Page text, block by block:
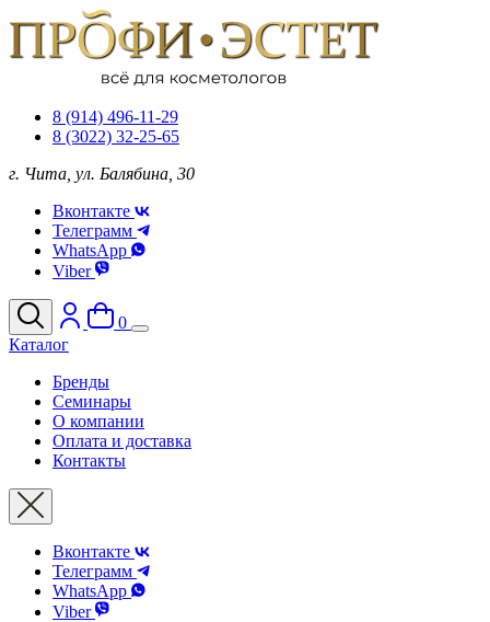
8 (914) 496-11-29
8 (3022) 32-25-65
г. Чита, ул. Балябина, 30
Вконтакте
Телеграмм
WhatsApp
Viber
0
Каталог
Бренды
Семинары
О компании
Оплата и доставка
Контакты
Вконтакте
Телеграмм
WhatsApp
Viber